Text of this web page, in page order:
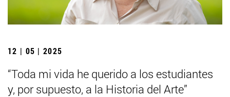
12 | 05 | 2025
“Toda mi vida he querido a los estudiantes
y, por supuesto, a la Historia del Arte”